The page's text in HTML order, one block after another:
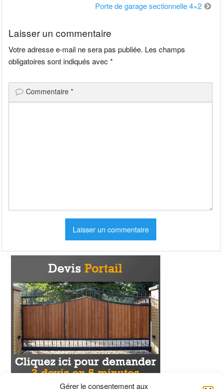
Gérer le consentement aux
Porte de garage sectionnelle 4×2
Laisser un commentaire
Votre adresse e-mail ne sera pas publiée. Les champs
obligatoires sont indiqués avec*
Commentaire*